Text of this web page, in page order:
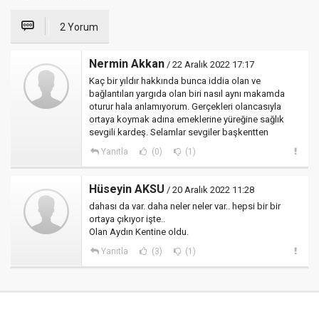
2 Yorum
Nermin Akkan / 22 Aralık 2022 17:17
Kaç bir yıldır hakkında bunca iddia olan ve
bağlantıları yargıda olan biri nasıl aynı makamda
oturur hala anlamıyorum. Gerçekleri olancasıyla
ortaya koymak adına emeklerine yüreğine sağlık
sevgili kardeş. Selamlar sevgiler başkentten
Yanıtla (0) (1)
Hüseyin AKSU / 20 Aralık 2022 11:28
dahası da var. daha neler neler var.. hepsi bir bir
ortaya çıkıyor işte..
Olan Aydın Kentine oldu.
Yanıtla (3) (1)